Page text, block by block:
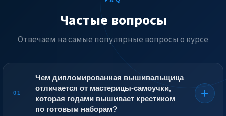
Частые вопросы
Отвечаем на самые популярные вопросы о курсе
01
Чем дипломированная вышивальщица
отличается от мастерицы-самоучки,
которая годами вышивает крестиком
по готовым наборам?